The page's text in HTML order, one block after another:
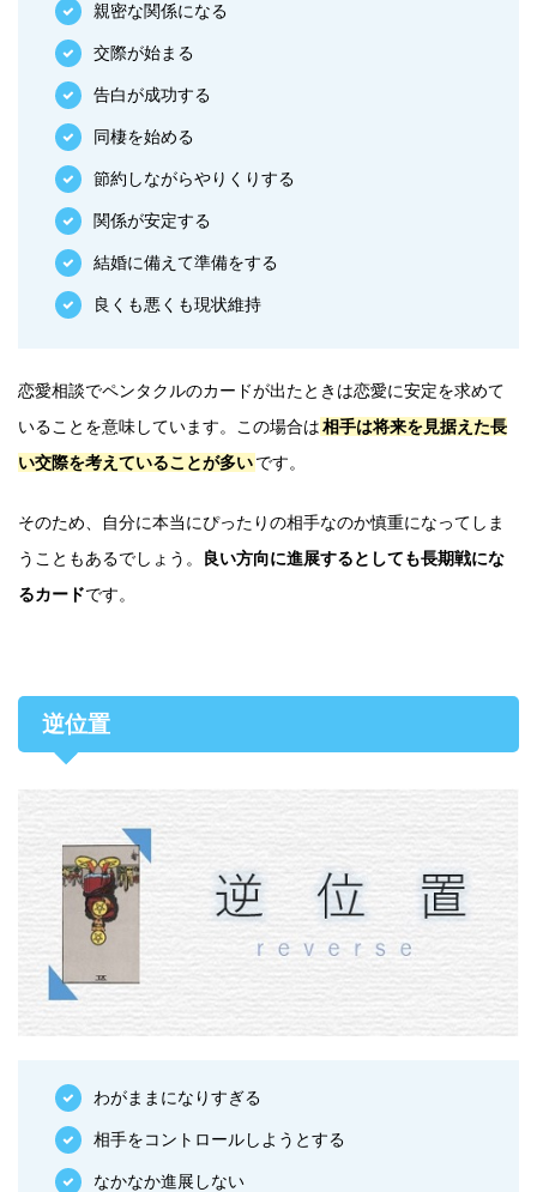
親密な関係になる
交際が始まる
告白が成功する
同棲を始める
節約しながらやりくりする
関係が安定する
結婚に備えて準備をする
良くも悪くも現状維持
恋愛相談でペンタクルのカードが出たときは恋愛に安定を求めて
いることを意味しています。この場合は相手は将来を見据えた長
い交際を考えていることが多いです。
そのため、自分に本当にぴったりの相手なのか慎重になってしま
うこともあるでしょう。
良い方向に進展するとしても長期戦にな
るカードです。
逆位置
わがままになりすぎる
相手をコントロールしようとする
なかなか進展しない